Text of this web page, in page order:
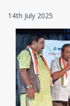
14th July 2025